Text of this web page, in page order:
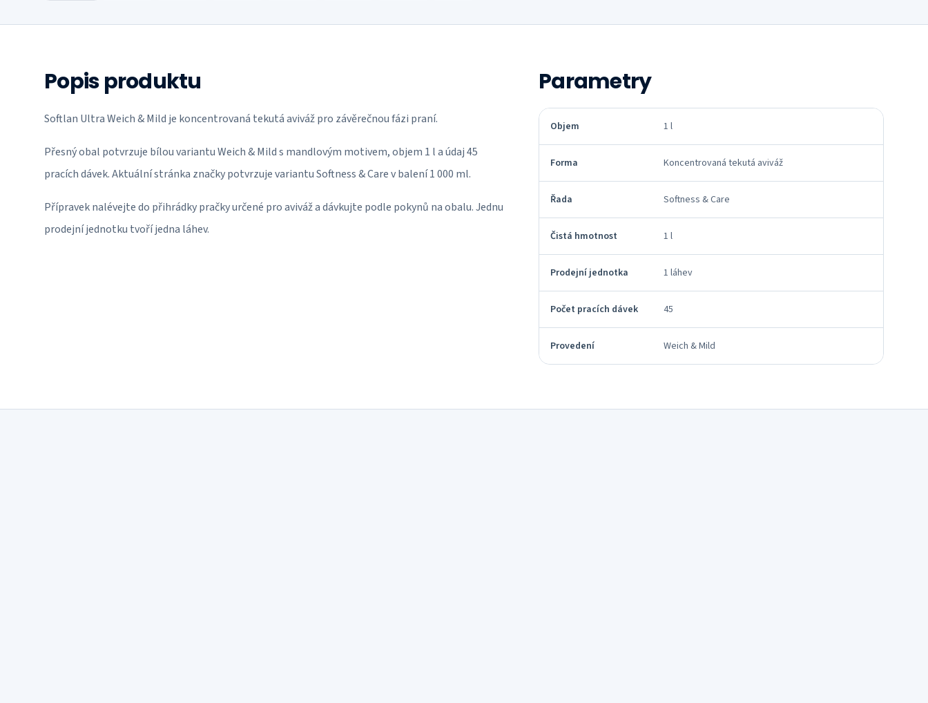
Popis produktu
Softlan Ultra Weich & Mild je koncentrovaná tekutá aviváž pro závěrečnou fázi praní.
Přesný obal potvrzuje bílou variantu Weich & Mild s mandlovým motivem, objem 1 l a údaj 45
pracích dávek. Aktuální stránka značky potvrzuje variantu Softness & Care v balení 1 000 ml.
Přípravek nalévejte do přihrádky pračky určené pro aviváž a dávkujte podle pokynů na obalu. Jednu
prodejní jednotku tvoří jedna láhev.
Parametry
Objem 1 l
Forma Koncentrovaná tekutá aviváž
Řada Softness & Care
Čistá hmotnost 1 l
Prodejní jednotka 1 láhev
Počet pracích dávek 45
Provedení Weich & Mild